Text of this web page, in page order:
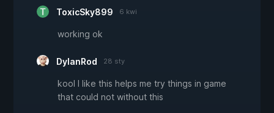
ToxicSky899 6 kwi
working ok
DylanRod 28 sty
kool I like this helps me try things in game
that could not without this